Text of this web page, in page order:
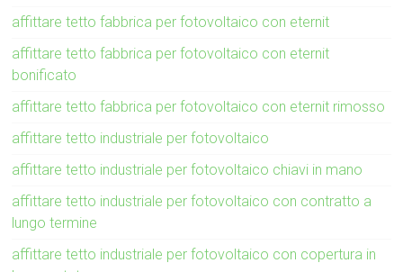
affittare tetto fabbrica per fotovoltaico con eternit
affittare tetto fabbrica per fotovoltaico con eternit
bonificato
affittare tetto fabbrica per fotovoltaico con eternit rimosso
affittare tetto industriale per fotovoltaico
affittare tetto industriale per fotovoltaico chiavi in mano
affittare tetto industriale per fotovoltaico con contratto a
lungo termine
affittare tetto industriale per fotovoltaico con copertura in